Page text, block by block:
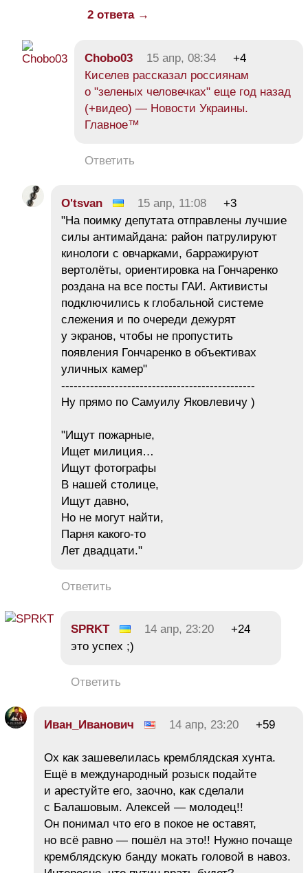
2 ответа →
Chobo03 15 апр, 08:34
+4
Киселев рассказал россиянам
о "зеленых человечках" еще год назад
(+видео) — Новости Украины.
Главное™
Ответить
O'tsvan 15 апр, 11:08
+3
"На поимку депутата отправлены лучшие
силы антимайдана: район патрулируют
кинологи с овчарками, барражируют
вертолёты, ориентировка на Гончаренко
роздана на все посты ГАИ. Активисты
подключились к глобальной системе
слежения и по очереди дежурят
у экранов, чтобы не пропустить
появления Гончаренко в объективах
уличных камер"
-----------------------------------------------
Ну прямо по Самуилу Яковлевичу )
"Ищут пожарные,
Ищет милиция…
Ищут фотографы
В нашей столице,
Ищут давно,
Но не могут найти,
Парня какого-то
Лет двадцати."
Ответить
SPRKT 14 апр, 23:20
+24
это успех ;)
Ответить
Иван_Иванович 14 апр, 23:20 +59
Ох как зашевелилась кремблядская хунта.
Ещё в международный розыск подайте
и арестуйте его, заочно, как сделали
с Балашовым. Алексей — молодец!!
Он понимал что его в покое не оставят,
но всё равно — пошёл на это!! Нужно почаще
кремблядскую банду мокать головой в навоз.